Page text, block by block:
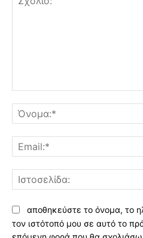
αποθηκεύστε το όνομα, το
τον ιστότοπό μου σε αυτό το